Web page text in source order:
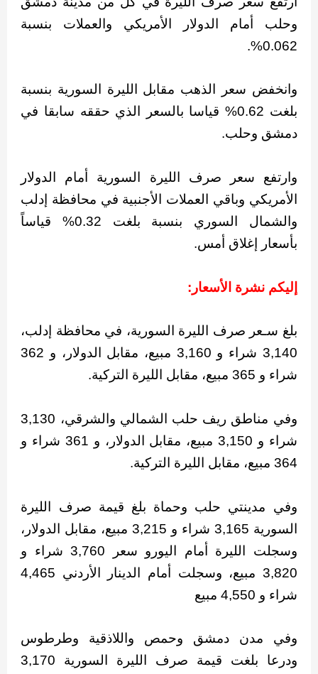
وحلب أمام الدولار الأمريكي والعملات بنسبة
0.062%.
وانخفض سعر الذهب مقابل الليرة السورية بنسبة
بلغت 0.62% قياسا بالسعر الذي حققه سابقا في
دمشق وحلب.
وارتفع سعر صرف الليرة السورية أمام الدولار
الأمريكي وباقي العملات الأجنبية في محافظة إدلب
والشمال السوري بنسبة بلغت 0.32% قياساً
بأسعار إغلاق أمس.
إليكم نشرة الأسعار:
بلغ سـعر صرف الليرة السورية، في محافظة إدلب،
3,140 شراء و 3,160 مبيع، مقابل الدولار، و 362
شراء و 365 مبيع، مقابل الليرة التركية.
وفي مناطق ريف حلب الشمالي والشرقي، 3,130
شراء و 3,150 مبيع، مقابل الدولار، و 361 شراء و
364 مبيع، مقابل الليرة التركية.
وفي مدينتي حلب وحماة بلغ قيمة صرف الليرة
السورية 3,165 شراء و 3,215 مبيع، مقابل الدولار،
وسجلت الليرة أمام اليورو سعر 3,760 شراء و
3,820 مبيع، وسجلت أمام الدينار الأردني 4,465
شراء و 4,550 مبيع
وفي مدن دمشق وحمص واللاذقية وطرطوس
ودرعا بلغت قيمة صرف الليرة السورية 3,170